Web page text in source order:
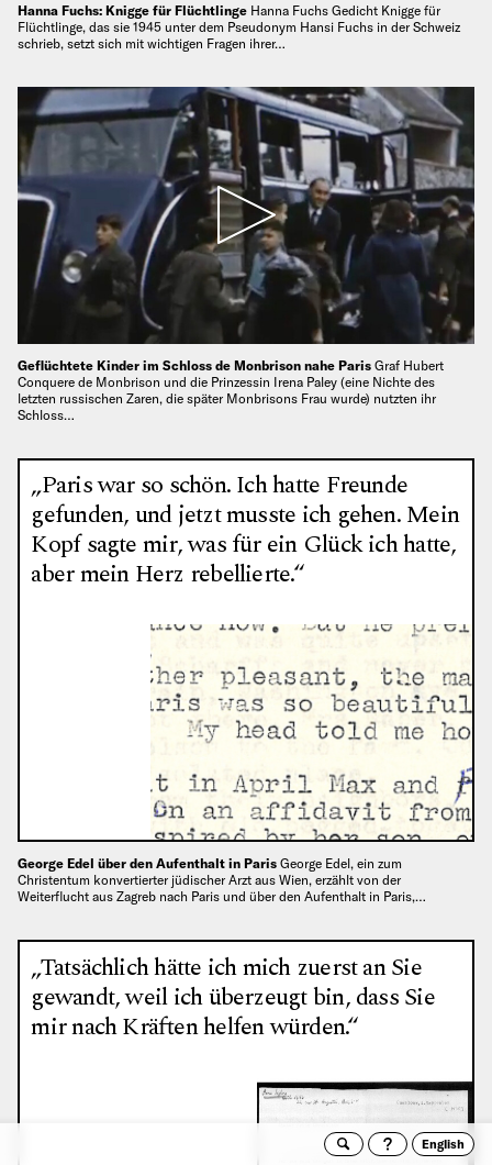
Hanna Fuchs: Knigge für Flüchtlinge Hanna Fuchs Gedicht Knigge für
Flüchtlinge, das sie 1945 unter dem Pseudonym Hansi Fuchs in der Schweiz
schrieb, setzt sich mit wichtigen Fragen ihrer…
Geflüchtete Kinder im Schloss de Monbrison nahe Paris Graf Hubert
Conquere de Monbrison und die Prinzessin Irena Paley (eine Nichte des
letzten russischen Zaren, die später Monbrisons Frau wurde) nutzten ihr
Schloss…
„Paris war so schön. Ich hatte Freunde
gefunden, und jetzt musste ich gehen. Mein
Kopf sagte mir, was für ein Glück ich hatte,
aber mein Herz rebellierte.“
George Edel über den Aufenthalt in Paris George Edel, ein zum
Christentum konvertierter jüdischer Arzt aus Wien, erzählt von der
Weiterflucht aus Zagreb nach Paris und über den Aufenthalt in Paris,…
„Tatsächlich hätte ich mich zuerst an Sie
gewandt, weil ich überzeugt bin, dass Sie
mir nach Kräften helfen würden.“
Suche
English